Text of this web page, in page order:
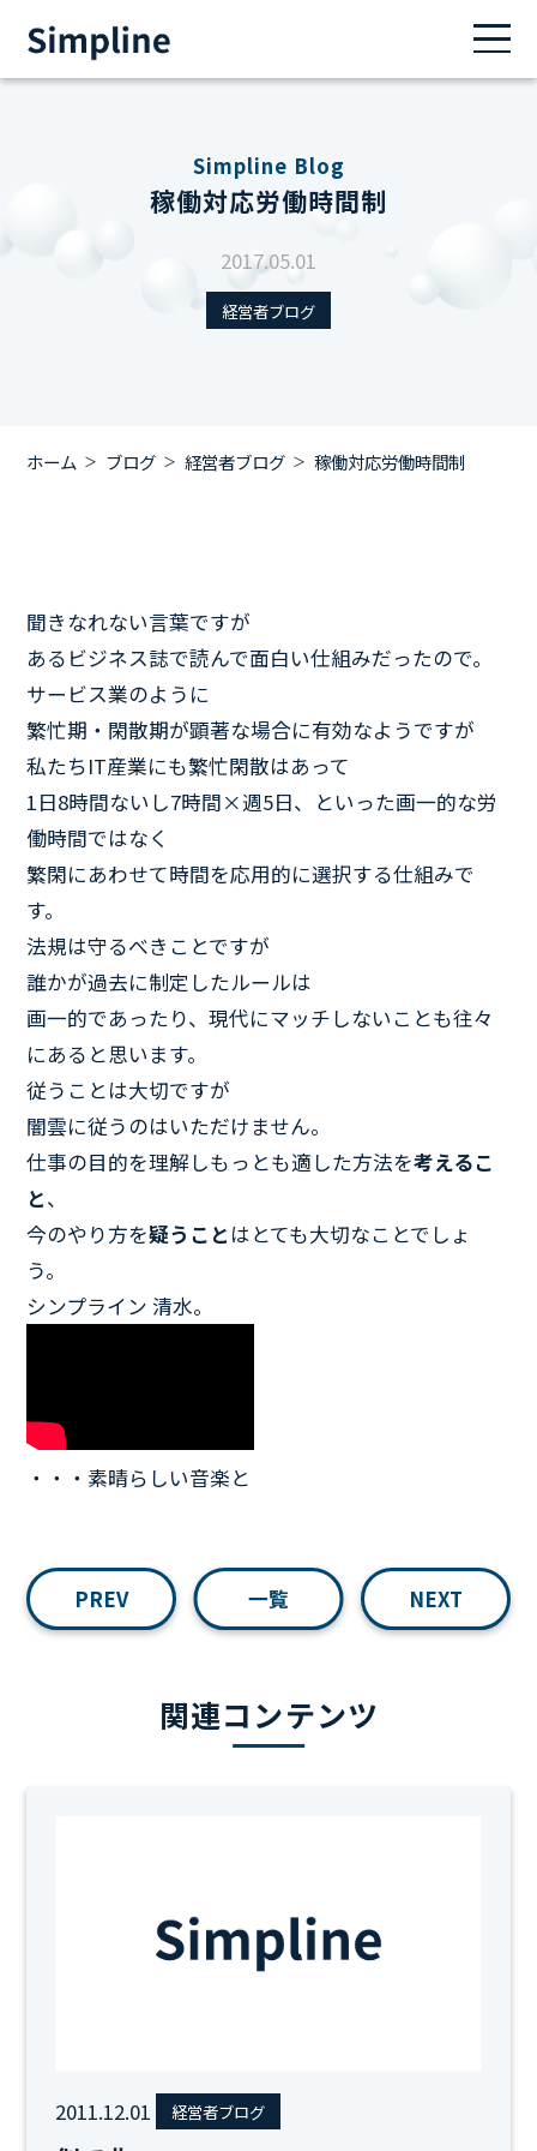
Simpline Blog
稼働対応労働時間制
2017.05.01
経営者ブログ
ホーム ブログ 経営者ブログ 稼働対応労働時間制
聞きなれない言葉ですが
あるビジネス誌で読んで面白い仕組みだったので。
サービス業のように
繁忙期・閑散期が顕著な場合に有効なようですが
私たちIT産業にも繁忙閑散はあって
1日8時間ないし7時間×週5日、といった画一的な労
働時間ではなく
繁閑にあわせて時間を応用的に選択する仕組みで
す。
法規は守るべきことですが
誰かが過去に制定したルールは
画一的であったり、現代にマッチしないことも往々
にあると思います。
従うことは大切ですが
闇雲に従うのはいただけません。
仕事の目的を理解しもっとも適した方法を考えるこ
と、
今のやり方を疑うこと はとても大切なことでしょ
う。
シンプライン 清水。
・・・素晴らしい音楽と
PREV 一覧 NEXT
関連コンテンツ
2011.12.01 経営者ブログ